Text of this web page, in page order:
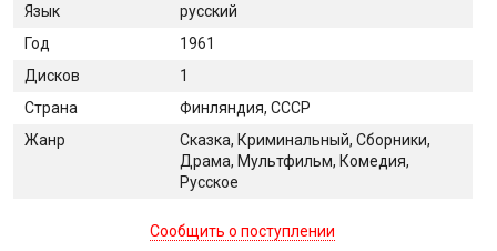
Язык
русский
Год
1961
Дисков
1
Страна
Финляндия, СССР
Жанр
Сказка, Криминальный, Сборники,
Драма, Мультфильм, Комедия,
Русское
Сообщить о поступлении